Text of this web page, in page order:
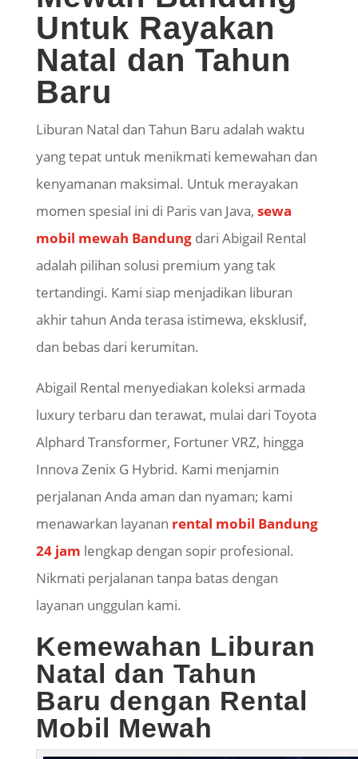
Untuk Rayakan
Natal dan Tahun
Baru
Liburan Natal dan Tahun Baru adalah waktu
yang tepat untuk menikmati kemewahan dan
kenyamanan maksimal. Untuk merayakan
momen spesial ini di Paris van Java, sewa
mobil mewah Bandungdari Abigail Rental
adalah pilihan solusi premium yang tak
tertandingi. Kami siap menjadikan liburan
akhir tahun Anda terasa istimewa, eksklusif,
dan bebas dari kerumitan.
​Abigail Rental menyediakan koleksi armada
luxury terbaru dan terawat, mulai dari Toyota
Alphard Transformer, Fortuner VRZ, hingga
Innova Zenix G Hybrid. Kami menjamin
perjalanan Anda aman dan nyaman; kami
menawarkan layanan rental mobil Bandung
24 jam lengkap dengan sopir profesional.
Nikmati perjalanan tanpa batas dengan
layanan unggulan kami.
Kemewahan Liburan
Natal dan Tahun
Baru dengan Rental
Mobil Mewah